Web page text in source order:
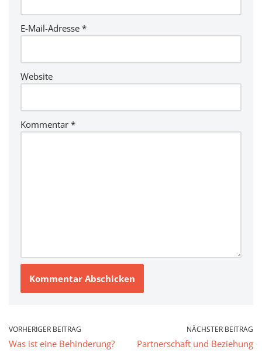
E-Mail-Adresse *
Website
Kommentar *
VORHERIGER BEITRAG
Was ist eine Behinderung?
NÄCHSTER BEITRAG
Partnerschaft und Beziehung